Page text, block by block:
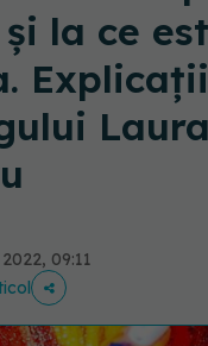
la ce
09:11